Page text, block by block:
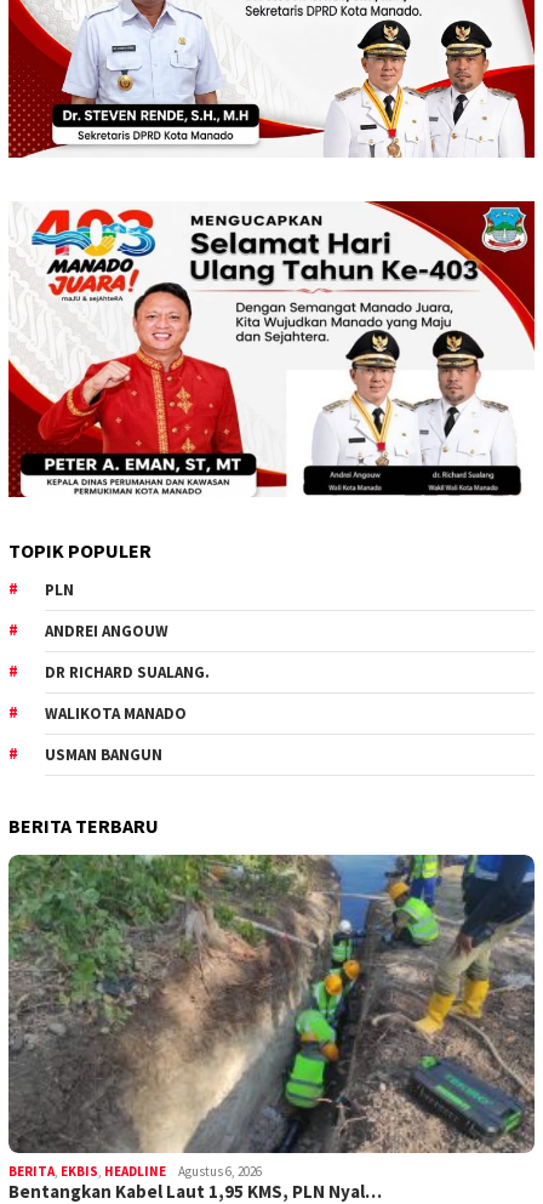
TOPIK POPULER
PLN
ANDREI ANGOUW
DR RICHARD SUALANG.
WALIKOTA MANADO
USMAN BANGUN
BERITA TERBARU
BERITA EKBIS HEADLINE Agustus 6, 2026
Bentangkan Kabel Laut 1,95 KMS, PLN Nyal…